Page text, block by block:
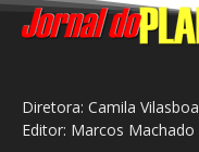
Diretora: Camila Vilasboa
Editor: Marcos Machado